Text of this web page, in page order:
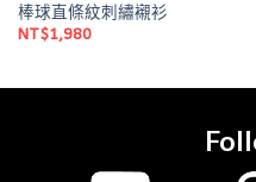
棒球直條紋刺繡襯衫
NT$1,980